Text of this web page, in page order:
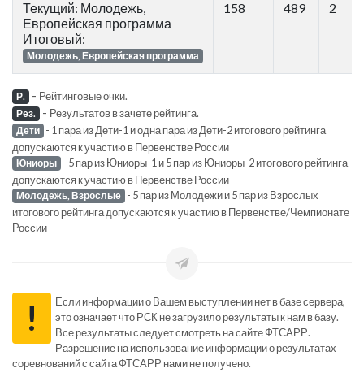
Текущий: Молодежь,
Европейская программа
Итоговый:
Молодежь, Европейская программа
158 489 2
Р. - Рейтинговые очки.
Рез. - Результатов в зачете рейтинга.
Дети - 1 пара из Дети-1 и одна пара из Дети-2 итогового рейтинга
допускаются к участию в Первенстве России
Юниоры - 5 пар из Юниоры-1 и 5 пар из Юниоры-2 итогового рейтинга
допускаются к участию в Первенстве России
Молодежь, Взрослые - 5 пар из Молодежи и 5 пар из Взрослых
итогового рейтинга допускаются к участию в Первенстве/Чемпионате
России
!
Если информации о Вашем выступлении нет в базе сервера,
это означает что РСК не загрузило результаты к нам в базу.
Все результаты следует смотреть на сайте ФТСАРР.
Разрешение на использование информации о результатах
соревнований с сайта ФТСАРР нами не получено.